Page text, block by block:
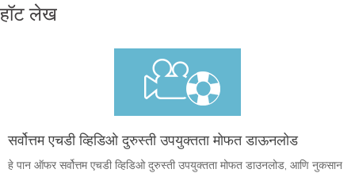
हॉट लेख
सर्वोत्तम एचडी व्हिडिओ दुरुस्ती उपयुक्तता मोफत डाऊनलोड
हे पान ऑफर सर्वोत्तम एचडी व्हिडिओ दुरुस्ती उपयुक्तता मोफत डाउनलोड, आणि नुकसान